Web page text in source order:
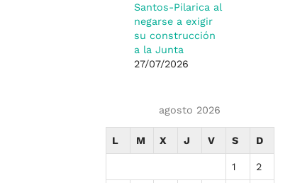
Santos-Pilarica al
negarse a exigir
su construcción
a la Junta
27/07/2026
agosto 2026
L M X J V S D
1 2